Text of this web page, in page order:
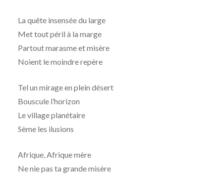
La quête insensée du large
Met tout péril à la marge
Partout marasme et misère
Noient le moindre repère
Tel un mirage en plein désert
Bouscule l’horizon
Le village planétaire
Sème les ilusions
Afrique, Afrique mère
Ne nie pas ta grande misère